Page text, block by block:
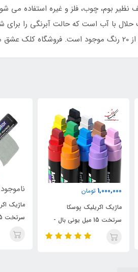
بوم، چوب، فلز و غیره استفاده می
با آب است که حالت آبرنگی را
نماید.
ناموجود
ماژیک اکریلیک دکوکالر
سرتخت 15/5 میل یوشیدا -
ناموجود
ماژیک
سفید